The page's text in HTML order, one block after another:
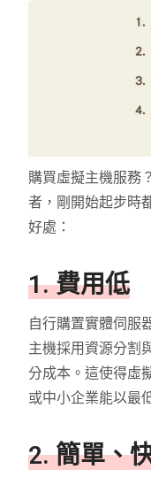
購買虛擬主機服務
者，剛開始起步時
好處：
1. 費用低
自行購置實體伺服
主機採用資源分割
分成本。這使得虛
或中小企業能以最
2. 簡單、